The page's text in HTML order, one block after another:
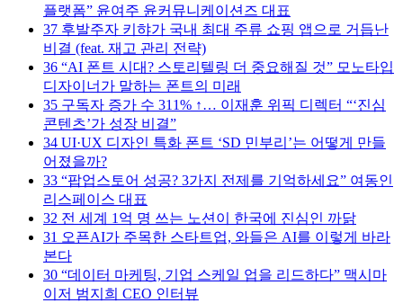
플랫폼” 윤여주 윤커뮤니케이션즈 대표
37 후발주자 키햐가 국내 최대 주류 쇼핑 앱으로 거듭난
비결 (feat. 재고 관리 전략)
36 “AI 폰트 시대? 스토리텔링 더 중요해질 것” 모노타입
디자이너가 말하는 폰트의 미래
35 구독자 증가 수 311% ↑… 이재훈 위픽 디렉터 “‘진심
콘텐츠’가 성장 비결”
34 UI·UX 디자인 특화 폰트 ‘SD 민부리’는 어떻게 만들
어졌을까?
33 “팝업스토어 성공? 3가지 전제를 기억하세요” 여동인
리스페이스 대표
32 전 세계 1억 명 쓰는 노션이 한국에 진심인 까닭
31 오픈AI가 주목한 스타트업, 와들은 AI를 이렇게 바라
본다
30 “데이터 마케팅, 기업 스케일 업을 리드하다” 맥시마
이저 범지희 CEO 인터뷰